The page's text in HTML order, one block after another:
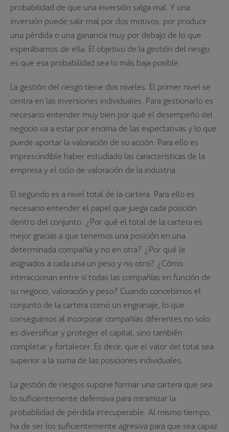
probabilidad de que una inversión salga mal. Y una
inversión puede salir mal por dos motivos: por producir
una pérdida o una ganancia muy por debajo de lo que
esperábamos de ella. El objetivo de la gestión del riesgo
es que esa probabilidad sea lo más baja posible.
La gestión del riesgo tiene dos niveles. El primer nivel se
centra en las inversiones individuales. Para gestionarlo es
necesario entender muy bien por qué el desempeño del
negocio va a estar por encima de las expectativas y lo que
puede aportar la valoración de su acción. Para ello es
imprescindible haber estudiado las características de la
empresa y el ciclo de valoración de la industria.
El segundo es a nivel total de la cartera. Para ello es
necesario entender el papel que juega cada posición
dentro del conjunto. ¿Por qué el total de la cartera es
mejor gracias a que tenemos una posición en una
determinada compañía y no en otra? ¿Por qué le
asignados a cada una un peso y no otro? ¿Cómo
interaccionan entre sí todas las compañías en función de
su negocio, valoración y peso? Cuando concebimos el
conjunto de la cartera como un engranaje, lo que
conseguimos al incorporar compañías diferentes no solo
es diversificar y proteger el capital, sino también
completar y fortalecer. Es decir, que el valor del total sea
superior a la suma de las posiciones individuales.
La gestión de riesgos supone formar una cartera que sea
lo suficientemente defensiva para minimizar la
probabilidad de pérdida irrecuperable. Al mismo tiempo,
ha de ser los suficientemente agresiva para que sea capaz